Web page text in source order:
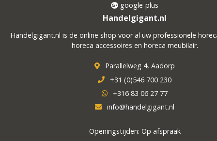
google-plus
Handelgigant.nl
Handelgigant.nl is de online shop voor al uw professionele
horeca accessoires en horeca meubilair.
Parallelweg 4, Aadorp
+31 (0)546 700 230
+316 83 06 27 77
info@handelgigant.nl
Openingstijden: Op afspraak